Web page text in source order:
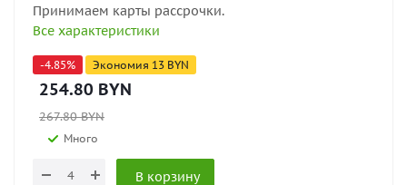
Принимаем карты рассрочки.
Все характеристики
-4.85% Экономия 13 BYN
254.80 BYN
267.80BYN
Много
В корзину